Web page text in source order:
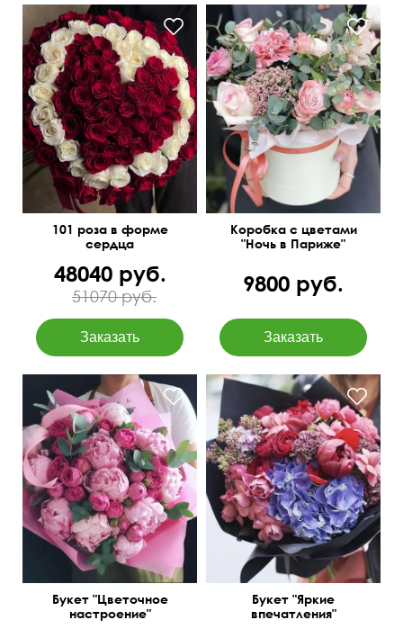
I love you
101 роза в форме
сердца
48040 руб.
51070 руб.
Коробка с цветами
"Ночь в Париже"
9800 руб.
Пионы Голландия 11,
кустовые розы, эвкалипт
парвифолия 3
Букет "Цветочное
настроение"
Кустовая роза
пионовидная, гвоздика
лунная, гортензия, пион,
сирень
Букет "Яркие
впечатления"